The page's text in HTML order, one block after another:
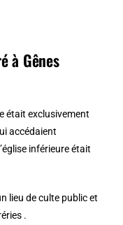
à Gênes
était exclusivement
accédaient
inférieure était
lieu de culte public et
.